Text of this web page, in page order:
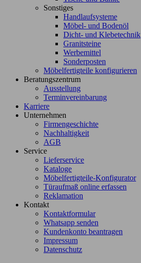
Sonstiges
Handlaufsysteme
Möbel- und Bodenöl
Dicht- und Klebetechnik
Granitsteine
Werbemittel
Sonderposten
Möbelfertigteile konfigurieren
Beratungszentrum
Ausstellung
Terminvereinbarung
Karriere
Unternehmen
Firmengeschichte
Nachhaltigkeit
AGB
Service
Lieferservice
Kataloge
Möbelfertigteile-Konfigurator
Türaufmaß online erfassen
Reklamation
Kontakt
Kontaktformular
Whatsapp senden
Kundenkonto beantragen
Impressum
Datenschutz